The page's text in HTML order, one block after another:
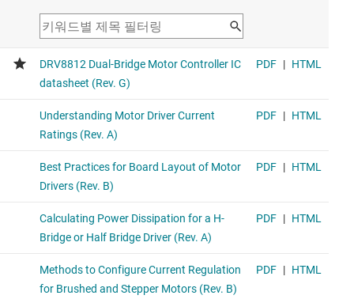
Integrated Current Sensing for Stepper Motor applications